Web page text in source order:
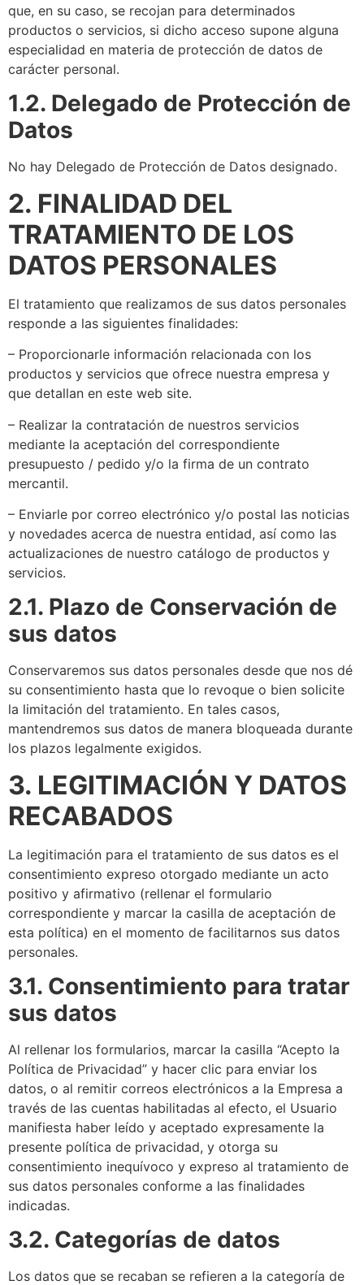
que, en su caso, se recojan para determinados
productos o servicios, si dicho acceso supone alguna
especialidad en materia de protección de datos de
carácter personal.
1.2. Delegado de Protección de
Datos
No hay Delegado de Protección de Datos designado.
2. FINALIDAD DEL
TRATAMIENTO DE LOS
DATOS PERSONALES
El tratamiento que realizamos de sus datos personales
responde a las siguientes finalidades:
– Proporcionarle información relacionada con los
productos y servicios que ofrece nuestra empresa y
que detallan en este web site.
– Realizar la contratación de nuestros servicios
mediante la aceptación del correspondiente
presupuesto / pedido y/o la firma de un contrato
mercantil.
– Enviarle por correo electrónico y/o postal las noticias
y novedades acerca de nuestra entidad, así como las
actualizaciones de nuestro catálogo de productos y
servicios.
2.1. Plazo de Conservación de
sus datos
Conservaremos sus datos personales desde que nos dé
su consentimiento hasta que lo revoque o bien solicite
la limitación del tratamiento. En tales casos,
mantendremos sus datos de manera bloqueada durante
los plazos legalmente exigidos.
3. LEGITIMACIÓN Y DATOS
RECABADOS
La legitimación para el tratamiento de sus datos es el
consentimiento expreso otorgado mediante un acto
positivo y afirmativo (rellenar el formulario
correspondiente y marcar la casilla de aceptación de
esta política) en el momento de facilitarnos sus datos
personales.
3.1. Consentimiento para tratar
sus datos
Al rellenar los formularios, marcar la casilla “Acepto la
Política de Privacidad” y hacer clic para enviar los
datos, o al remitir correos electrónicos a la Empresa a
través de las cuentas habilitadas al efecto, el Usuario
manifiesta haber leído y aceptado expresamente la
presente política de privacidad, y otorga su
consentimiento inequívoco y expreso al tratamiento de
sus datos personales conforme a las finalidades
indicadas.
3.2. Categorías de datos
Los datos que se recaban se refieren a la categoría de